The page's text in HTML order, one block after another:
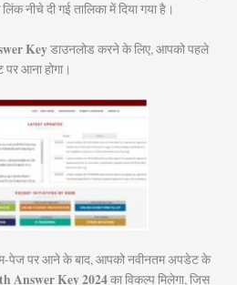
नीचे दी गई तालिका में दिया गया है।
Keyडाउनलोड करने के लिए, आपको पहले
आना होगा।
पेज पर आने के बाद, आपको नवीनतम अपडेट के
Answer Key 2024का विकल्प मिलेगा, जिस